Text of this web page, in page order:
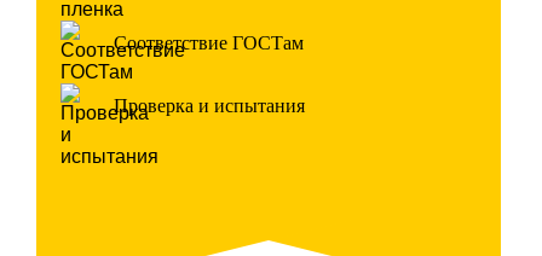
Соответствие ГОСТам
Проверка и испытания